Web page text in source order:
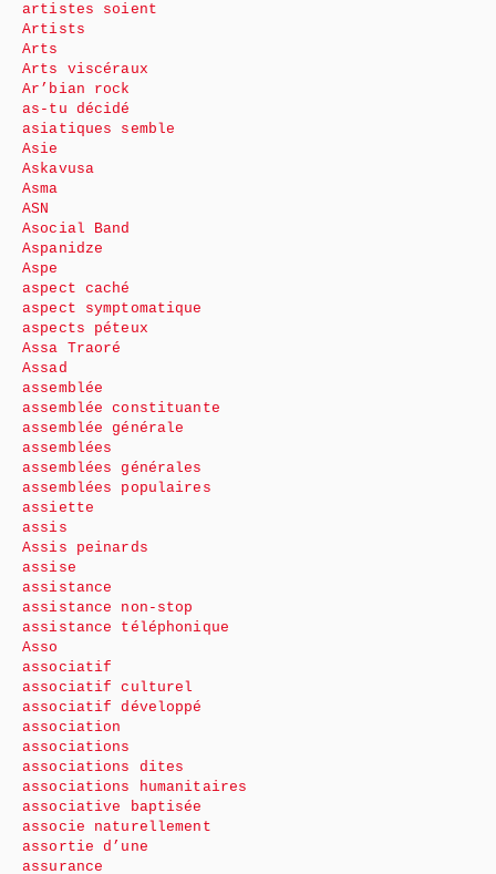
artistes soient
Artists
Arts
Arts viscéraux
Ar’bian rock
as-tu décidé
asiatiques semble
Asie
Askavusa
Asma
ASN
Asocial Band
Aspanidze
Aspe
aspect caché
aspect symptomatique
aspects péteux
Assa Traoré
Assad
assemblée
assemblée constituante
assemblée générale
assemblées
assemblées générales
assemblées populaires
assiette
assis
Assis peinards
assise
assistance
assistance non-stop
assistance téléphonique
Asso
associatif
associatif culturel
associatif développé
association
associations
associations dites
associations humanitaires
associative baptisée
associe naturellement
assortie d’une
assurance